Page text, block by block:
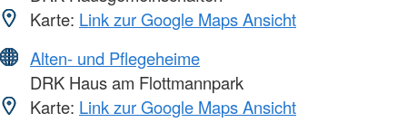
Karte: Link zur Google Maps Ansicht
Alten- und Pflegeheime
DRK Haus am Flottmannpark
Karte: Link zur Google Maps Ansicht